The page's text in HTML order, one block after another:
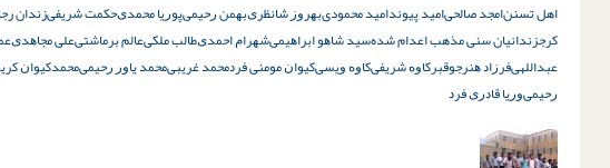
اهل تسننﺍﻣﺠﺪ ﺻﺎﻟﺤﯽﺍﻣﯿﺪ ﭘﯿﻮﻧﺪامید محمودیﺑﻬﺮﻭﺯ ﺷﺎﻧﻈﺮﯼﺑﻬﻤﻦ ﺭﺣﯿﻤﯽﭘﻮﺭﯾﺎ ﻣﺤﻤﺪﯼﺣﮑﻤﺖ ﺷﺮﯾﻔﯽزندان
کرجزندانیان سنی مذهب اعدام شدهﺳﯿﺪ ﺷﺎﻫﻮ ﺍﺑﺮﺍﻫﯿﻤﯽﺷﻬﺮﺍﻡ ﺍﺣﻤﺪﯼﻃﺎﻟﺐ ﻣﻠﮑﯽﻋﺎﻟﻢ ﺑﺮﻣﺎﺷﺘﯽﻋﻠﯽ ﻣﺠﺎﻫﺪﯼ
عبداللهیﻓﺮﺯﺍﺩ ﻫﻨﺮﺟﻮقبرﮐﺎﻭﻩ ﺷﺮﯾﻔﯽﮐﺎﻭﻩ ﻭﯾﺴﯽﮐﯿﻮﺍﻥ ﻣﻮﻣﻨﯽ ﻓﺮﺩﻣﺤﻤﺪ ﻏﺮﯾﺒﯽﻣﺤﻤﺪ ﯾﺎﻭﺭ ﺭﺣﯿﻤﯽﻣﺤﻤﺪﮐﯿﻮﺍﻥ
ﺭﺣﯿﻤﯽﻭﺭﯾﺎ ﻗﺎﺩﺭﯼ ﻓﺮﺩ